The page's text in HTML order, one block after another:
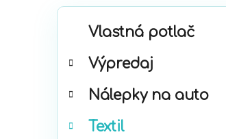
B
Preskočiť
kategórie
e
ó
i
Vlastná potlač
Výpredaj
Nálepky na auto
Textil